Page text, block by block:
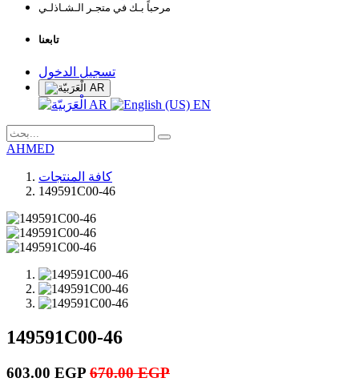
مرحباً بـك في متجـر الـشـاذلـي
تابعنا
تسجيل الدخول
AR
AR EN
AHMED
كافة المنتجات
149591C00-46
149591C00-46
603.00 EGP 670.00EGP